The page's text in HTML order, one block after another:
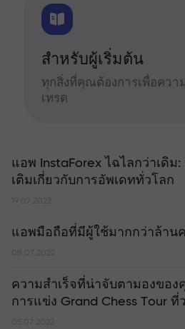
สำหรับผู้เริ่มต้น
ทุกสิ่งที่คุณต้องการเพื่อควา
เทรด
แอพ InstaForex ไฉไลกว่าเดิม
เติมเกี่ยวกับการอัพเดททั่วโลก
19.07.2022
แอพมือถือที่มีผู้ใช้มากกว่าล้าน
08.07.2022
ความสำเร็จที่น่าจับตามองของ
การแข่ง Grand Chess Tour ที่